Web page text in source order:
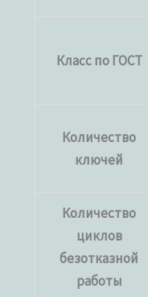
Класс по ГОСТ
Количество
ключей
Количество
циклов
безотказной
работы